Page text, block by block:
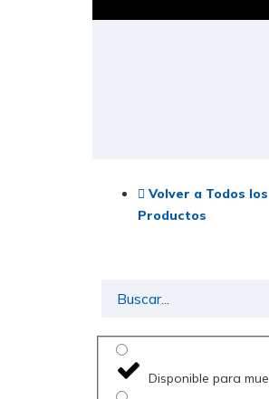
Volver a Todos los
Productos
Disponible para